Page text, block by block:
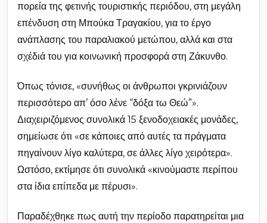
πορεία της φετινής τουριστικής περιόδου, στη μεγάλη
επένδυση στη Μπούκα Τραγακίου, για το έργο
ανάπλασης του παραλιακού μετώπου, αλλά και στα
σχέδιά του για κοινωνική προσφορά στη Ζάκυνθο.
Όπως τόνισε, «συνήθως οι άνθρωποι γκρινιάζουν
περισσότερο απ’ όσο λένε “δόξα τω Θεώ”».
Διαχειριζόμενος συνολικά 15 ξενοδοχειακές μονάδες,
σημείωσε ότι «σε κάποιες από αυτές τα πράγματα
πηγαίνουν λίγο καλύτερα, σε άλλες λίγο χειρότερα».
Ωστόσο, εκτίμησε ότι συνολικά «κινούμαστε περίπου
στα ίδια επίπεδα με πέρυσι».
Παραδέχθηκε πως αυτή την περίοδο παρατηρείται μια